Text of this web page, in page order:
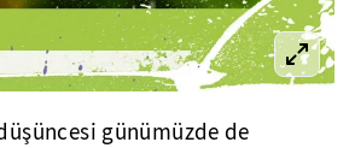
günümüzde de